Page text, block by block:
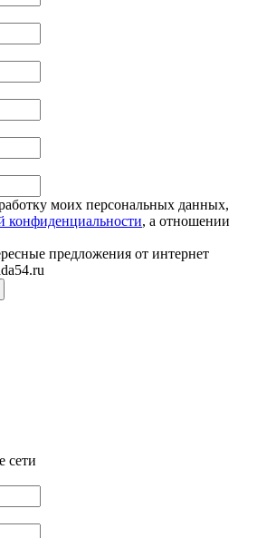
моих персональных данных,
конфиденциальности, а отношении
предложения от интернет
сети